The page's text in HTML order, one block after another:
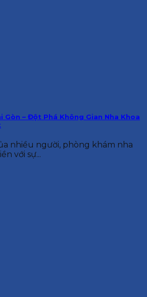
Gòn – Đột Phá Không Gian Nha Khoa
nhiều người, phòng khám nha
với sự...